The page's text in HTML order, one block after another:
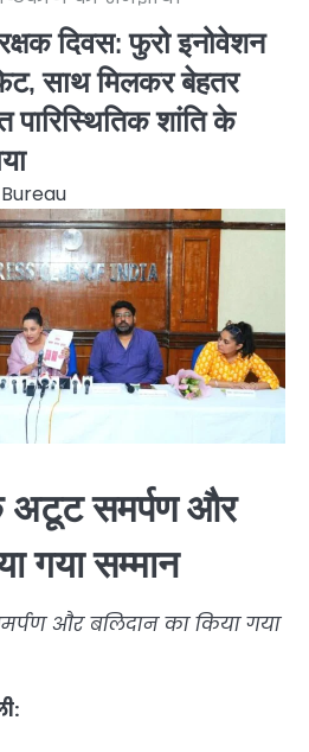
दिवस: फुरो इनोवेशन
साथ मिलकर बेहतर
पारिस्थितिक शांति के
अटूट समर्पण और
गया सम्मान
और बलिदान का किया गया